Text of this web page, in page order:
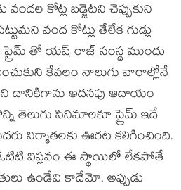
కోట్ల బడ్జెటని చెప్పుకుని
వంద కోట్లు తేలేక గుడ్లు
తో యష్ రాజ్ సంస్థ ముందు
కేవలం నాలుగు వారాల్లోనే
దానికిగాను అదనపు ఆదాయం
తెలుగు సినిమాలకూ ప్రైమ్ ఇదే
నిర్మాతలకు ఊరట కలిగించింది.
విప్లవం ఈ స్థాయిలో లేకపోతే
ఉండేవి కాదేమో. అప్పుడు